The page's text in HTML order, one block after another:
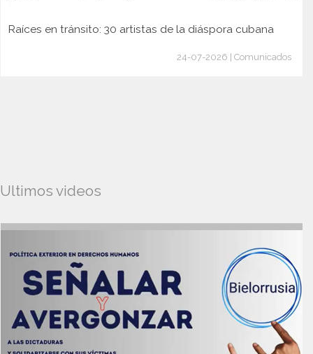
Raíces en tránsito: 30 artistas de la diáspora cubana
24-07-2026 | Comunicados
Ultimos videos